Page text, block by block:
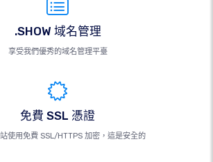
.SHOW 域名管理
享受我們優秀的域名管理平臺
免費 SSL 憑證
使用免費 SSL/HTTPS 加密，這是安全的